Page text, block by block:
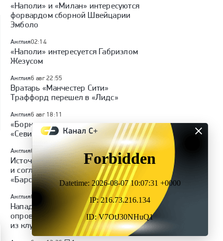
«Наполи» и «Милан» интересуются
форвардом сборной Швейцарии
Эмболо
Англия02:14
«Наполи» интересуется Габриэлом
Жезусом
Англия6 авг 22:55
Вратарь «Манчестер Сити»
Траффорд перешел в «Лидс»
Англия6 авг 18:11
«Борнмут» подписал защитника
«Севильи» Санчеса
Англия6 авг 17:32 5
Источник: Родри отказал «Реалу»
и согласовал условия контракта с
«Барселоной»
Англия6 авг 15:26
Нападающий «Лейпцига» Нуса
опроверг слухи о своем уходе
из клуба